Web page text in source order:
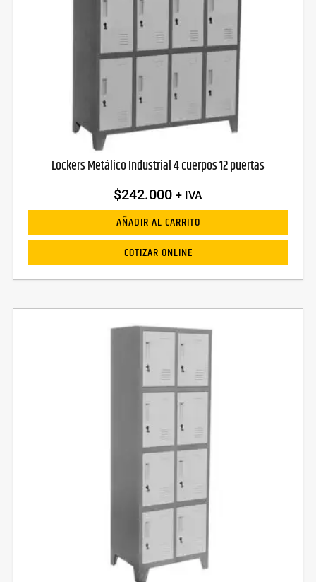
Lockers Metálico Industrial 4 cuerpos 12 puertas
$242.000 + IVA
AÑADIR AL CARRITO
COTIZAR ONLINE